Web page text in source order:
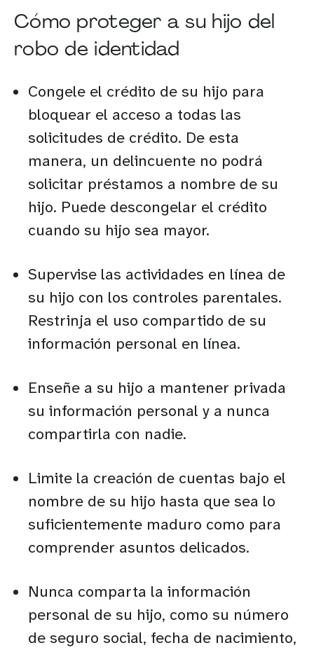
Cómo proteger a su hijo del
robo de identidad
Congele el crédito de su hijo para
bloquear el acceso a todas las
solicitudes de crédito. De esta
manera, un delincuente no podrá
solicitar préstamos a nombre de su
hijo. Puede descongelar el crédito
cuando su hijo sea mayor.
Supervise las actividades en línea de
su hijo con los controles parentales.
Restrinja el uso compartido de su
información personal en línea.
Enseñe a su hijo a mantener privada
su información personal y a nunca
compartirla con nadie.
Limite la creación de cuentas bajo el
nombre de su hijo hasta que sea lo
suficientemente maduro como para
comprender asuntos delicados.
Nunca comparta la información
personal de su hijo, como su número
de seguro social, fecha de nacimiento,